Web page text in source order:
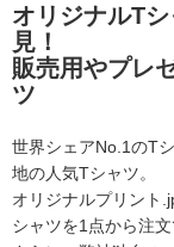
オリジナルT
見！
販売用やプレ
ツ
世界シェアNo.1のT
地の人気Tシャツ。
オリジナルプリント
シャツを1点から注文